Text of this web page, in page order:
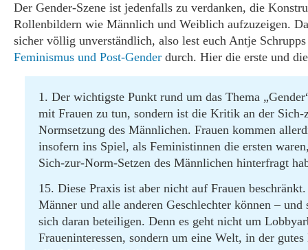
Der Gender-Szene ist jedenfalls zu verdanken, die
Rollenbildern wie Männlich und Weiblich aufzuzeigen.
sicher völlig unverständlich, also lest euch Antje
Feminismus und Post-Gender durch. Hier die erste und
1. Der wichtigste Punkt rund um das Thema
mit Frauen zu tun, sondern ist die Kritik an der Sich-
Normsetzung des Männlichen. Frauen kommen
insofern ins Spiel, als Feministinnen die ersten
Sich-zur-Norm-Setzen des Männlichen hinterfragt
15. Diese Praxis ist aber nicht auf Frauen
Männer und alle anderen Geschlechter können – und
sich daran beteiligen. Denn es geht nicht um
Fraueninteressen, sondern um eine Welt, in der